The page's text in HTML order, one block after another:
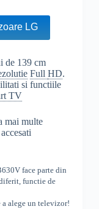
LG
de 139 cm
Full HD.
si functiile
TV
mai multe
face parte din
functie de
alege un televizor!